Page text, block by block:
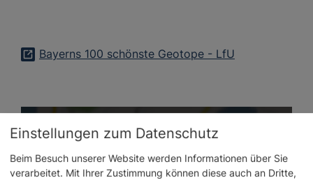
Bayerns 100 schönste Geotope - LfU
Einstellungen zum Datenschutz
Beim Besuch unserer Website werden Informationen über Sie
verarbeitet. Mit Ihrer Zustimmung können diese auch an Dritte,